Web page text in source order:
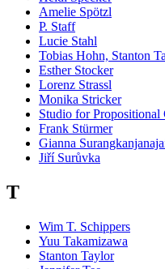
Amelie Spötzl
P. Staff
Lucie Stahl
Tobias Hohn, Stanton
Esther Stocker
Lorenz Strassl
Monika Stricker
Studio for Propositional
Frank Stürmer
Gianna
Jiří Surůvka
T
Wim T. Schippers
Yuu Takamizawa
Stanton Taylor